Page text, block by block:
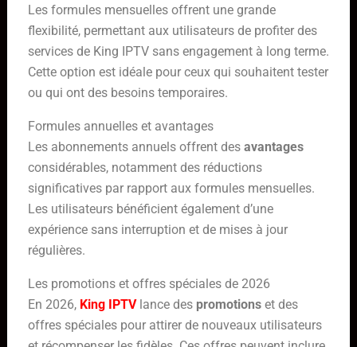
Les formules mensuelles offrent une grande
flexibilité, permettant aux utilisateurs de profiter des
services de King IPTV sans engagement à long terme.
Cette option est idéale pour ceux qui souhaitent tester
ou qui ont des besoins temporaires.
Formules annuelles et avantages
Les abonnements annuels offrent des avantages
considérables, notamment des réductions
significatives par rapport aux formules mensuelles.
Les utilisateurs bénéficient également d’une
expérience sans interruption et de mises à jour
régulières.
Les promotions et offres spéciales de 2026
En 2026,King IPTVlance des promotionset des
offres spéciales pour attirer de nouveaux utilisateurs